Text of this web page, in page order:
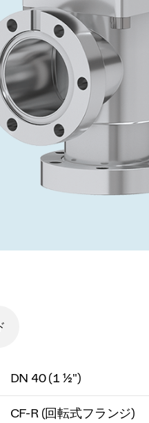
3ポジションバル
バキュームチェ
緊急遮断/ビーム
真空オールメタ
真空トランスフ
OLEDのインクジ
サブファブシステ
医薬品の凍結乾
News services
ト
DN 40 (1 ½")
CF-R (回転式フランジ)